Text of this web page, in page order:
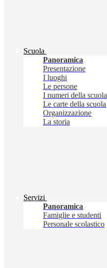
Scuola
Panoramica
Presentazione
I luoghi
Le persone
I numeri della scuola
Le carte della scuola
Organizzazione
La storia
Servizi
Panoramica
Famiglie e studenti
Personale scolastico